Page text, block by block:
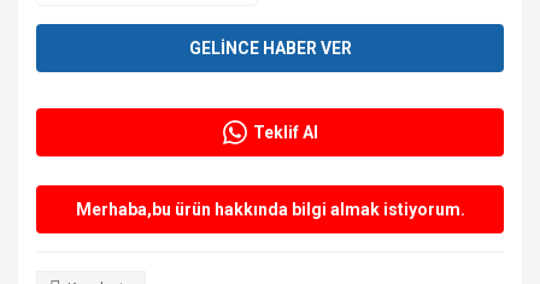
GELİNCE HABER VER
Teklif Al
Merhaba,bu ürün hakkında bilgi almak istiyorum.